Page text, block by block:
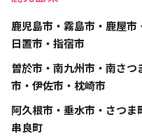
鹿児島市・霧島市・鹿屋市
日置市・指宿市
曽於市・南九州市・南さ
市・伊佐市・枕崎市
阿久根市・垂水市・さつ
串良町